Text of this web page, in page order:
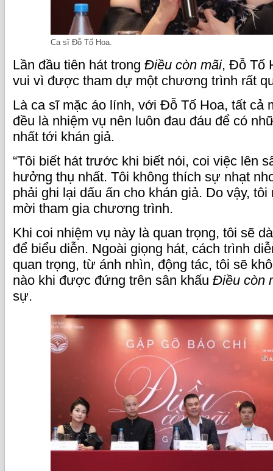
Ca sĩ Đỗ Tố Hoa.
Lần đầu tiên hát trong Điều còn mãi, Đỗ Tố
vui vì được tham dự một chương trình rất
Là ca sĩ mặc áo lính, với Đỗ Tố Hoa, tất cả
đều là nhiệm vụ nên luôn đau đáu để có
nhất tới khán giả.
“Tôi biết hát trước khi biết nói, coi việc lên
hưởng thụ nhất. Tôi không thích sự nhạt
phải ghi lại dấu ấn cho khán giả. Do vậy,
mời tham gia chương trình.
Khi coi nhiệm vụ này là quan trọng, tôi sẽ
để biểu diễn. Ngoài giọng hát, cách trình
quan trọng, từ ánh nhìn, động tác, tôi sẽ
nào khi được đứng trên sân khấu Điều còn
sự.